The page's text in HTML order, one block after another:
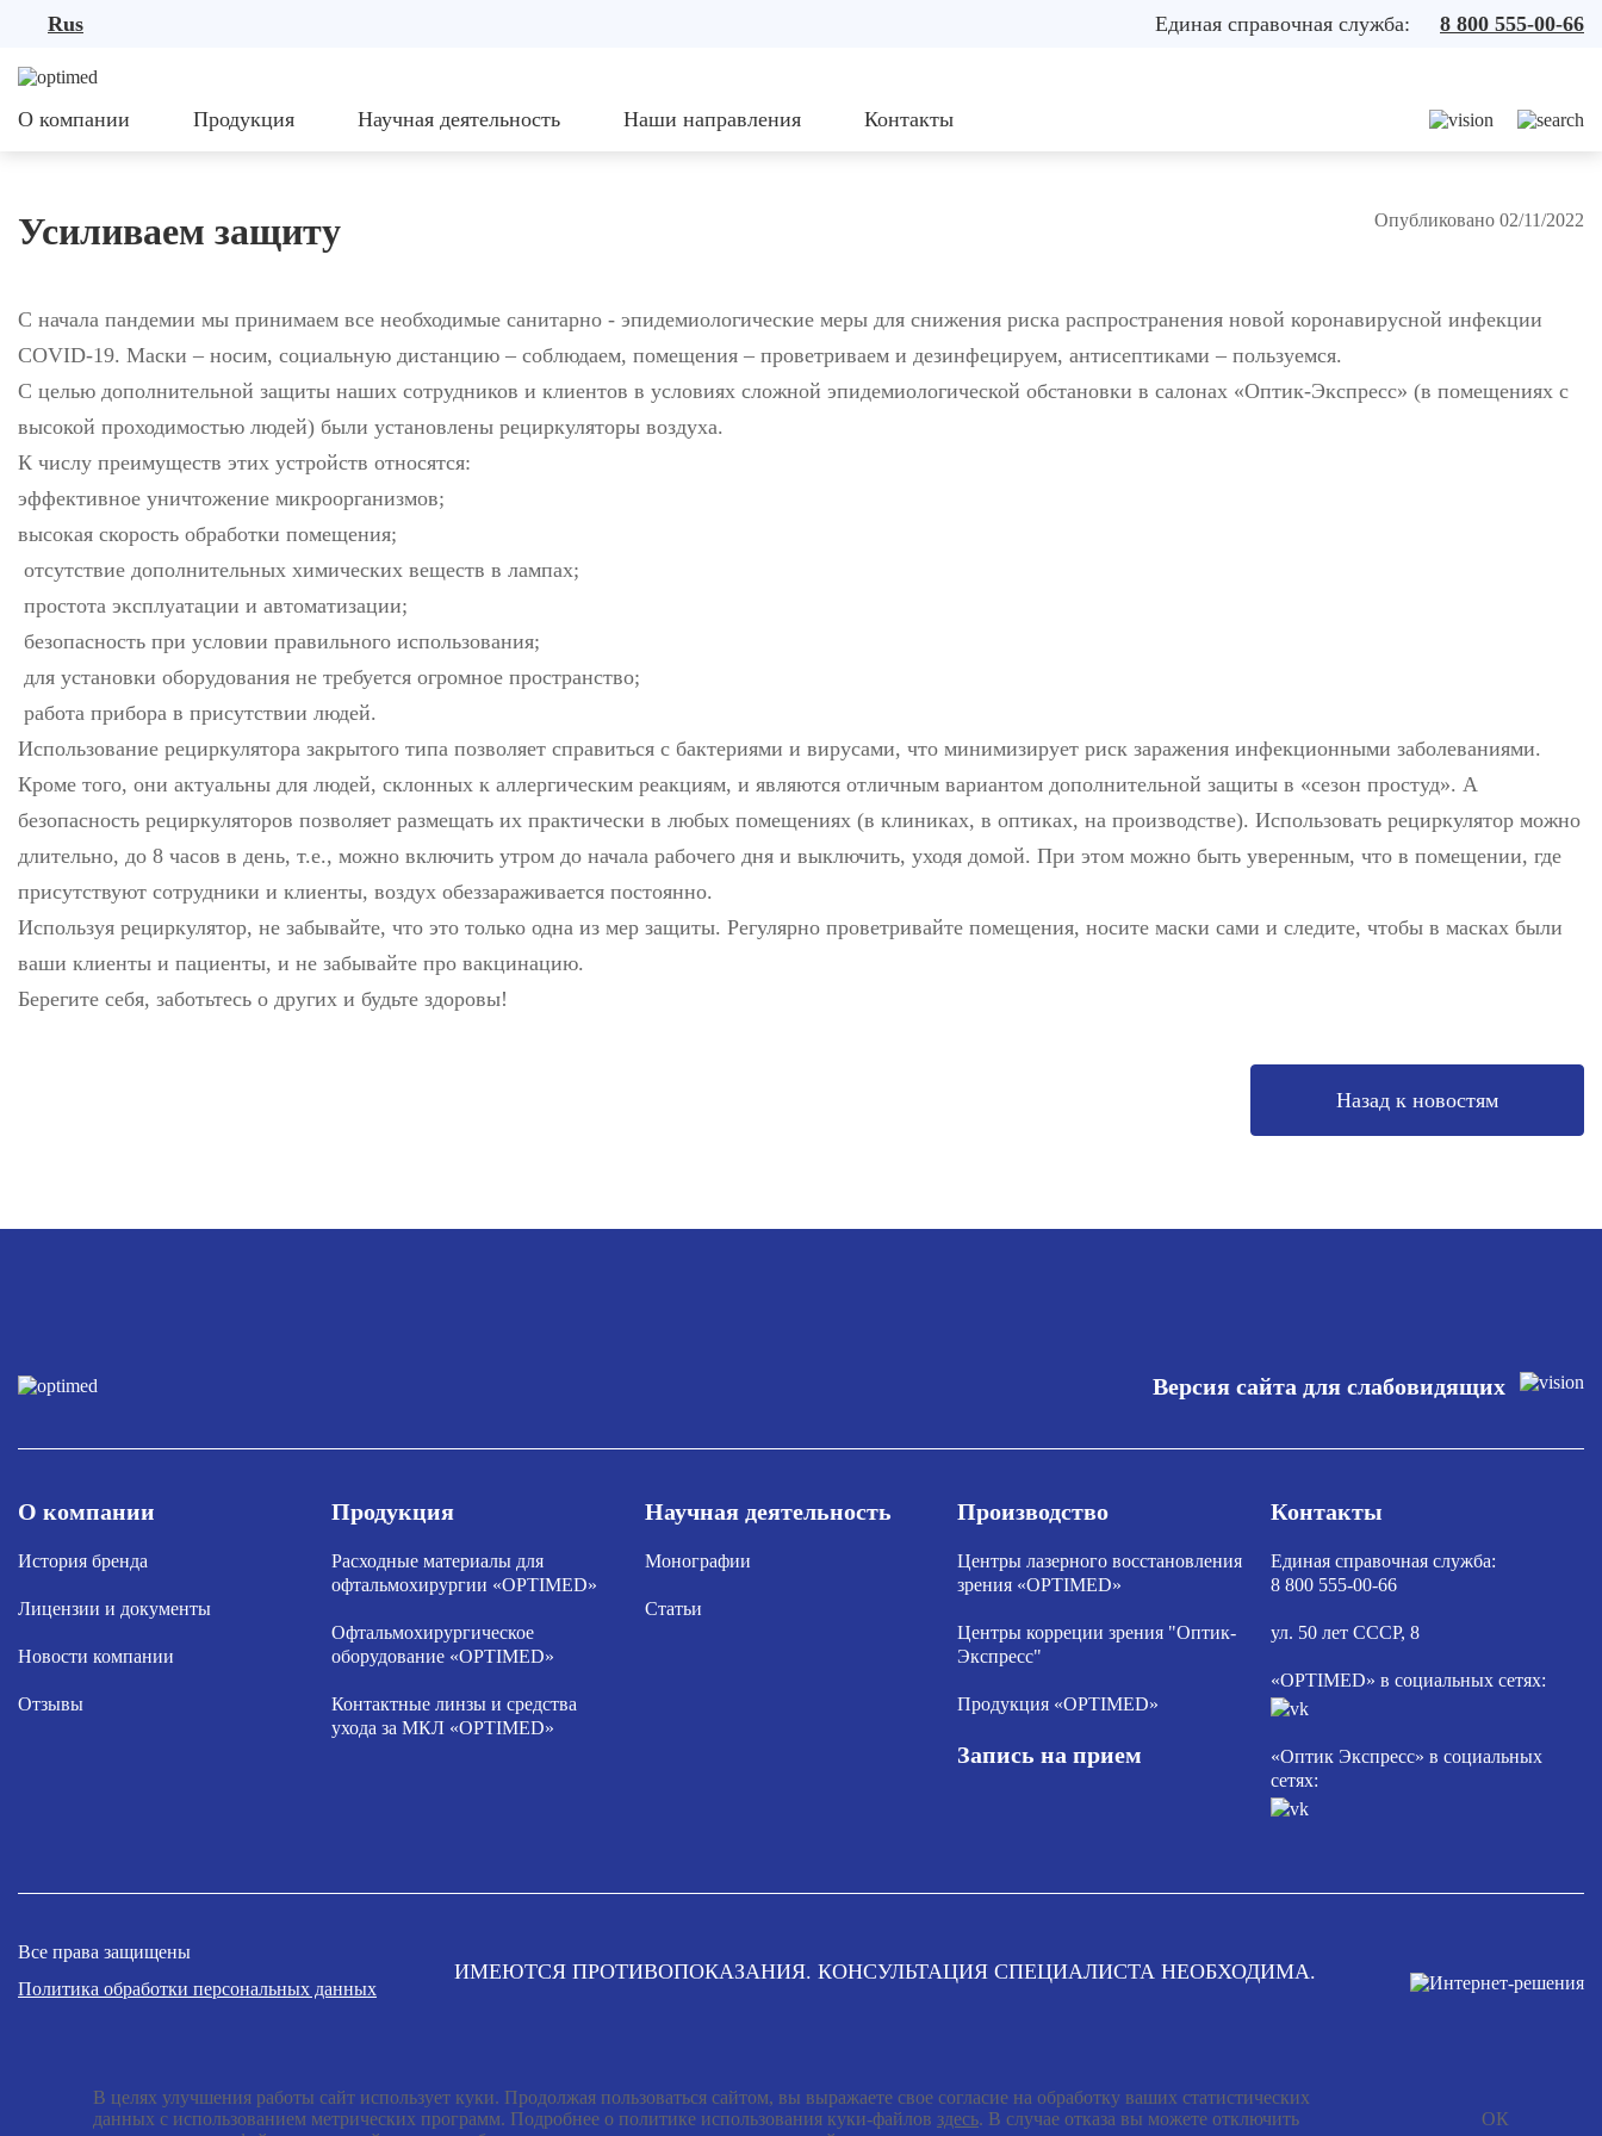
Rus Единая справочная служба: 8 800 555-00-66
О компании Продукция Научная деятельность Наши направления Контакты
Усиливаем защиту Опубликовано 02/11/2022
С начала пандемии мы принимаем все необходимые санитарно - эпидемиологические меры для снижения риска распространения новой коронавирусной инфекции
COVID-19. Маски – носим, социальную дистанцию – соблюдаем, помещения – проветриваем и дезинфецируем, антисептиками – пользуемся.
С целью дополнительной защиты наших сотрудников и клиентов в условиях сложной эпидемиологической обстановки в салонах «Оптик-Экспресс» (в помещениях с
высокой проходимостью людей) были установлены рециркуляторы воздуха.
К числу преимуществ этих устройств относятся:
эффективное уничтожение микроорганизмов;
высокая скорость обработки помещения;
отсутствие дополнительных химических веществ в лампах;
простота эксплуатации и автоматизации;
безопасность при условии правильного использования;
для установки оборудования не требуется огромное пространство;
работа прибора в присутствии людей.
Использование рециркулятора закрытого типа позволяет справиться с бактериями и вирусами, что минимизирует риск заражения инфекционными заболеваниями.
Кроме того, они актуальны для людей, склонных к аллергическим реакциям, и являются отличным вариантом дополнительной защиты в «сезон простуд». А
безопасность рециркуляторов позволяет размещать их практически в любых помещениях (в клиниках, в оптиках, на производстве). Использовать рециркулятор можно
длительно, до 8 часов в день, т.е., можно включить утром до начала рабочего дня и выключить, уходя домой. При этом можно быть уверенным, что в помещении, где
присутствуют сотрудники и клиенты, воздух обеззараживается постоянно.
Используя рециркулятор, не забывайте, что это только одна из мер защиты. Регулярно проветривайте помещения, носите маски сами и следите, чтобы в масках были
ваши клиенты и пациенты, и не забывайте про вакцинацию.
Берегите себя, заботьтесь о других и будьте здоровы!
Назад к новостям
Версия сайта для слабовидящих
О компании
История бренда
Лицензии и документы
Новости компании
Отзывы
Продукция
Расходные материалы для
офтальмохирургии «OPTIMED»
Офтальмохирургическое
оборудование «OPTIMED»
Контактные линзы и средства
ухода за МКЛ «OPTIMED»
Научная деятельность
Монографии
Статьи
Производство
Центры лазерного восстановления
зрения «OPTIMED»
Центры корреции зрения "Оптик-
Экспресс"
Продукция «OPTIMED»
Запись на прием
Контакты
Единая справочная служба:
8 800 555-00-66
ул. 50 лет СССР, 8
«OPTIMED» в социальных сетях:
«Оптик Экспресс» в социальных
сетях:
Все права защищены
Политика обработки персональных данных
ИМЕЮТСЯ ПРОТИВОПОКАЗАНИЯ. КОНСУЛЬТАЦИЯ СПЕЦИАЛИСТА НЕОБХОДИМА.
В целях улучшения работы сайт использует куки. Продолжая пользоваться сайтом, вы выражаете свое согласие на обработку ваших статистических
данных с использованием метрических программ. Подробнее о политике использования куки-файлов здесь. В случае отказа вы можете отключить
ОК